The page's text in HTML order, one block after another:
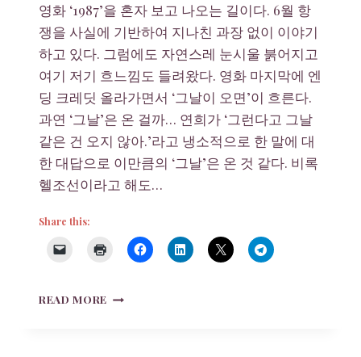
영화 ‘1987’을 혼자 보고 나오는 길이다. 6월 항
쟁을 사실에 기반하여 지나친 과장 없이 이야기
하고 있다. 그럼에도 자연스레 눈시울 붉어지고
여기 저기 흐느낌도 들려왔다. 영화 마지막에 엔
딩 크레딧 올라가면서 ‘그날이 오면’이 흐른다.
과연 ‘그날’은 온 걸까… 연희가 ‘그런다고 그날
같은 건 오지 않아.’라고 냉소적으로 한 말에 대
한 대답으로 이만큼의 ‘그날’은 온 것 같다. 비록
헬조선이라고 해도…
Share this:
READ MORE